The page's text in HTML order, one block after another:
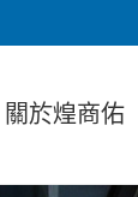
關於煌商佑